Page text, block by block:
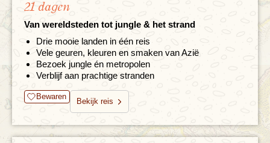
21 dagen
Van wereldsteden tot jungle & het strand
Drie mooie landen in één reis
Vele geuren, kleuren en smaken van Azië
Bezoek jungle én metropolen
Verblijf aan prachtige stranden
Bewaren
Bekijk reis